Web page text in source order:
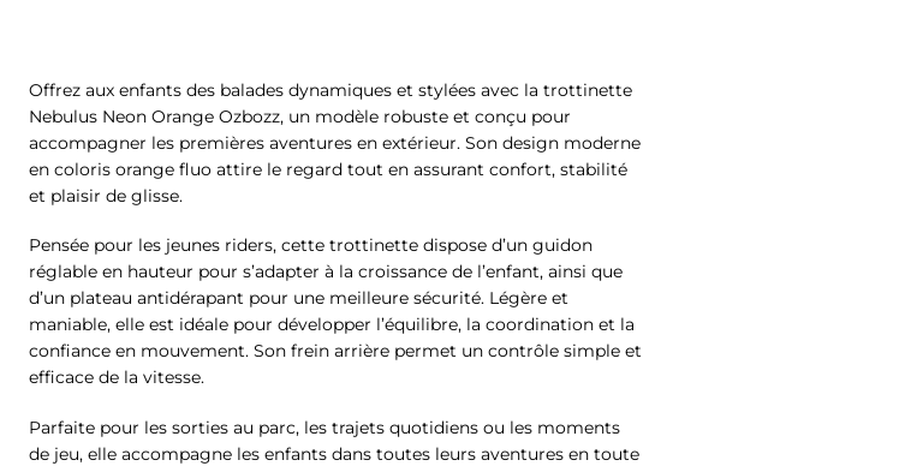
Offrez aux enfants des balades dynamiques et stylées avec la trottinette
Nebulus Neon Orange Ozbozz, un modèle robuste et conçu pour
accompagner les premières aventures en extérieur. Son design moderne
en coloris orange fluo attire le regard tout en assurant confort, stabilité
et plaisir de glisse.
Pensée pour les jeunes riders, cette trottinette dispose d’un guidon
réglable en hauteur pour s’adapter à la croissance de l’enfant, ainsi que
d’un plateau antidérapant pour une meilleure sécurité. Légère et
maniable, elle est idéale pour développer l’équilibre, la coordination et la
confiance en mouvement. Son frein arrière permet un contrôle simple et
efficace de la vitesse.
Parfaite pour les sorties au parc, les trajets quotidiens ou les moments
de jeu, elle accompagne les enfants dans toutes leurs aventures en toute